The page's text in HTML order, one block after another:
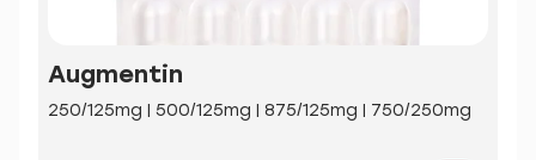
Augmentin
250/125mg | 500/125mg | 875/125mg | 750/250mg